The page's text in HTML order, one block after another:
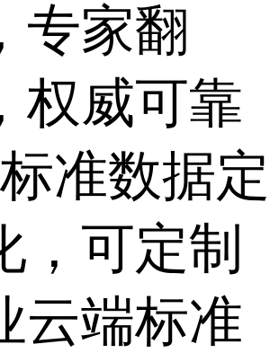
专家翻
权威可靠
准数据定
，可定制
云端标准